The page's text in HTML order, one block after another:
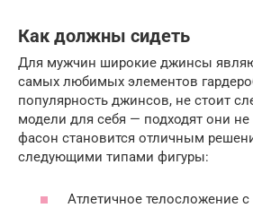
Как должны сидеть
Для мужчин широкие джинсы
самых любимых элементов
популярность джинсов, не стоит
модели для себя — подходят они
фасон становится отличным
следующими типами фигуры:
Атлетичное телосложение